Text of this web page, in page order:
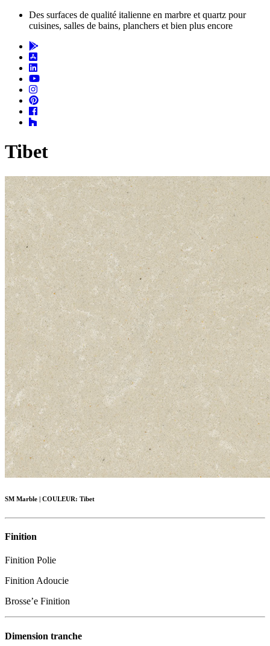
Des surfaces de qualité italienne en marbre et quartz pour
cuisines, salles de bains, planchers et bien plus encore
Tibet
SM Marble | COULEUR: Tibet
Finition
Finition Polie
Finition Adoucie
Brosse’e Finition
Dimension tranche